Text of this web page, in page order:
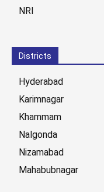
NRI
Districts
Hyderabad
Karimnagar
Khammam
Nalgonda
Nizamabad
Mahabubnagar